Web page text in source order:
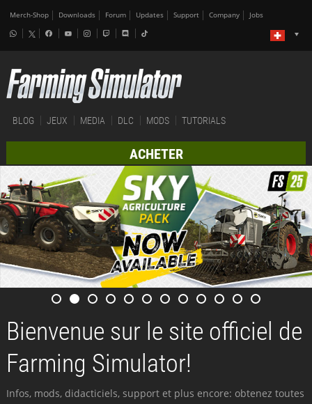
Merch-Shop Downloads Forum Updates Support Company Jobs
BLOG JEUX MEDIA DLC MODS TUTORIALS
ACHETER
Bienvenue sur le site officiel de
Farming Simulator!
Infos, mods, didacticiels, support et plus encore: obtenez toutes